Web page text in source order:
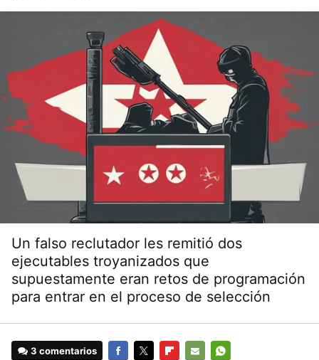
Un falso reclutador les remitió dos
ejecutables troyanizados que
supuestamente eran retos de programación
para entrar en el proceso de selección
3 comentarios